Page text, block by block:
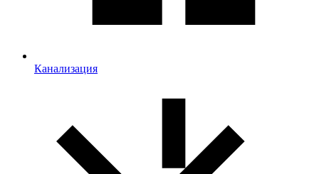
Канализация